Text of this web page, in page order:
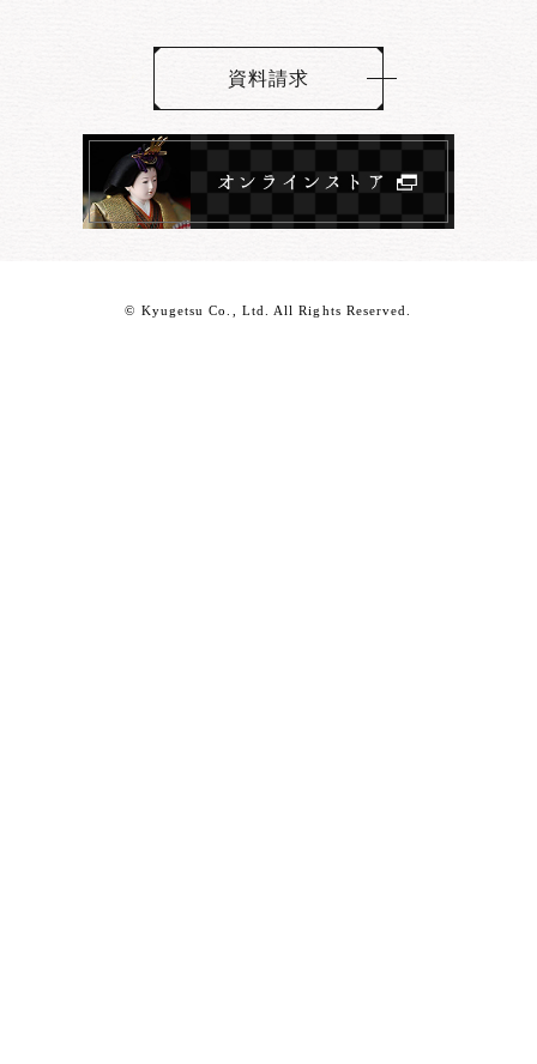
資料請求
© Kyugetsu Co., Ltd. All Rights Reserved.